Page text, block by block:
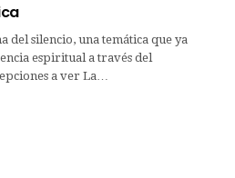
del silencio, una temática que ya
espiritual a través del
a ver La…